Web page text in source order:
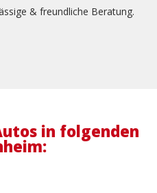
& freundliche Beratung.
in folgenden